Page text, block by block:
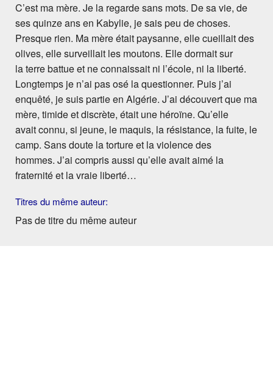
C’est ma mère. Je la regarde sans mots. De sa vie, de
ses quinze ans en Kabylie, je sais peu de choses.
Presque rien. Ma mère était paysanne, elle cueillait des
olives, elle surveillait les moutons. Elle dormait sur
la terre battue et ne connaissait ni l’école, ni la liberté.
Longtemps je n’ai pas osé la questionner. Puis j’ai
enquêté, je suis partie en Algérie. J’ai découvert que ma
mère, timide et discrète, était une héroïne. Qu’elle
avait connu, si jeune, le maquis, la résistance, la fuite, le
camp. Sans doute la torture et la violence des
hommes. J’ai compris aussi qu’elle avait aimé la
fraternité et la vraie liberté…
Titres du même auteur:
Pas de titre du même auteur